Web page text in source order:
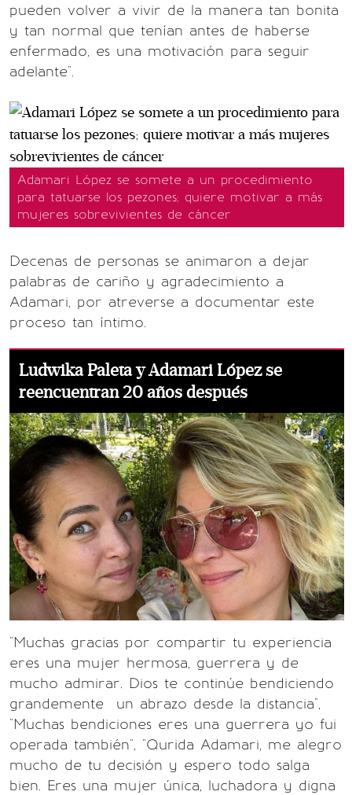
pueden volver a vivir de la manera tan bonita
y tan normal que tenían antes de haberse
enfermado, es una motivación para seguir
adelante".
Adamari López se somete a un procedimiento
para tatuarse los pezones; quiere motivar a más
mujeres sobrevivientes de cáncer
Decenas de personas se animaron a dejar
palabras de cariño y agradecimiento a
Adamari, por atreverse a documentar este
proceso tan íntimo.
Ludwika Paleta y Adamari López se
reencuentran 20 años después
"Muchas gracias por compartir tu experiencia
eres una mujer hermosa, guerrera y de
mucho admirar. Dios te continúe bendiciendo
grandemente un abrazo desde la distancia",
"Muchas bendiciones eres una guerrera yo fui
operada también", "Qurida Adamari, me alegro
mucho de tu decisión y espero todo salga
bien. Eres una mujer única, luchadora y digna